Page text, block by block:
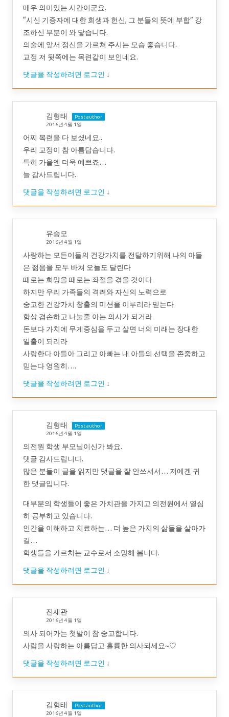
매우 의미있는 시간이군요.
“시신 기증자에 대한 희생과 헌신, 그 분들의 뜻에 부합” 강
조하신 부분이 와 닿습니다.
의술에 앞서 정신을 가르쳐 주시는 모습 좋습니다.
교정 저 뒷쪽에는 목련같이 보인네요.
댓글을 작성하려면 로그인 ↓
김형태
Post author
2016년 4월 1일
어찌 목련을 다 보셨네요..
우리 교정이 참 아름답습니다.
특히 가을엔 더욱 예쁘죠…
늘 감사드립니다.
댓글을 작성하려면 로그인 ↓
유승모
2016년 4월 1일
사랑하는 모든이들의 건강가치를 전달하기위해 나의 아들
은 젊음을 모두 바쳐 오늘도 달린다
때로는 희망을 때로는 좌절을 겪을 것이다
하지만 우리 가족들의 격려와 자신의 노력으로
숭고한 건강가치 창출의 미션을 이루리라 믿는다
항상 겸손하고 나눌줄 아는 의사가 되거라
돈보다 가치에 무게중심을 두고 살면 너의 미래는 장대한
일출이 되리라
사랑한다 아들아 그리고 아빠는 내 아들의 선택을 존중하고
믿는다 영원히….
댓글을 작성하려면 로그인 ↓
김형태
Post author
2016년 4월 1일
의전원 학생 부모님이신가 봐요.
댓글 감사드립니다.
많은 분들이 글을 읽지만 댓글을 잘 안쓰셔서… 저에겐 귀
한 댓글입니다.
대부분의 학생들이 좋은 가치관을 가지고 의전원에서 열심
히 공부하고 있습니다.
인간을 이해하고 치료하는… 더 높은 가치의 삶들을 살아가
길…
학생들을 가르치는 교수로서 소망해 봅니다.
댓글을 작성하려면 로그인 ↓
진재관
2016년 4월 1일
의사 되어가는 첫발이 참 숭고합니다.
사람을 사랑하는 아름답고 훌륭한 의사되세요~♡
댓글을 작성하려면 로그인 ↓
김형태
Post author
2016년 4월 1일